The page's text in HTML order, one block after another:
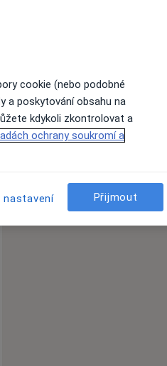
cookie (nebo podobné
a poskytování obsahu na
kdykoli zkontrolovat a
ochrany soukromí a
nastavení Přijmout